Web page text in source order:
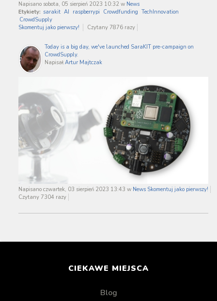
Napisano sobota, 05 sierpień 2023 10:32 w News
Etykiety: sarakit AI raspberrypi Crowdfunding TechInnovation
CrowdSupply
Skomentuj jako pierwszy!
Czytany 7876 razy
Today is a big day, we've launched SaraKIT pre-campaign on
CrowdSupply.
Napisał Artur Majtczak
Napisano czwartek, 03 sierpień 2023 13:43 w News Skomentuj jako pierwszy!
Czytany 7304 razy
CIEKAWE MIEJSCA
Blog